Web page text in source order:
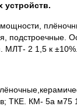
устройств.
подстроечные.
МЛТ- 2 1,5 к
ТКЕ. КМ- 5а